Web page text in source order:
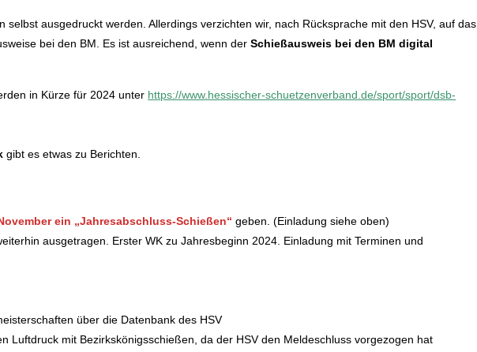
selbst ausgedruckt werden. Allerdings verzichten wir, nach Rücksprache mit den HSV, auf das
bei den BM. Es ist ausreichend, wenn derSchießausweis bei den BM digital
in Kürze für 2024 unter https://www.hessischer-schuetzenverband.de/sport/sport/dsb-
gibt es etwas zu Berichten.
ein „Jahresabschluss-Schießen“ geben. (Einladung siehe oben)
ausgetragen. Erster WK zu Jahresbeginn 2024. Einladung mit Terminen und
über die Datenbank des HSV
Luftdruck mit Bezirkskönigsschießen, da der HSV den Meldeschluss vorgezogen hat